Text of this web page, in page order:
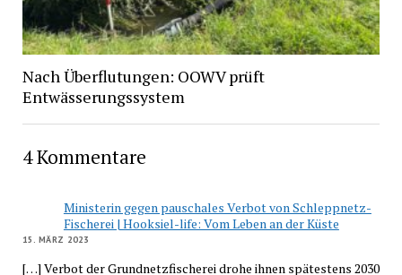
Nach Überflutungen: OOWV prüft
Entwässerungssystem
4 Kommentare
Ministerin gegen pauschales Verbot von Schleppnetz-
Fischerei | Hooksiel-life: Vom Leben an der Küste
15. MÄRZ 2023
[…] Verbot der Grundnetzfischerei drohe ihnen spätestens 2030